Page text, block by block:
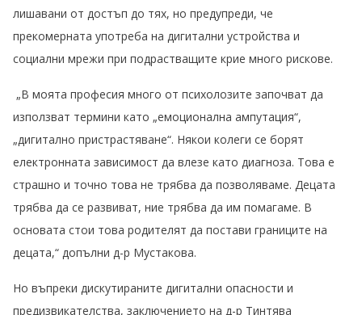
лишавани от достъп до тях, но предупреди, че
прекомерната употреба на дигитални устройства и
социални мрежи при подрастващите крие много рискове.
„В моята професия много от психолозите започват да
използват термини като „емоционална ампутация“,
„дигитално пристрастяване“. Някои колеги се борят
електронната зависимост да влезе като диагноза. Това е
страшно и точно това не трябва да позволяваме. Децата
трябва да се развиват, ние трябва да им помагаме. В
основата стои това родителят да постави границите на
децата,“ допълни д-р Мустакова.
Но въпреки дискутираните дигитални опасности и
предизвикателства, заключението на д-р Тинтява